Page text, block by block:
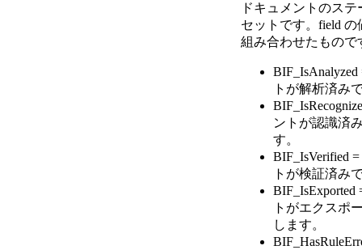
ドキュメントのス
セットです。field
組み合わせたもので
トが解析済み
ントが認識済
す。
BIF_IsVerified
トが検証済み
トがエクスポ
します。